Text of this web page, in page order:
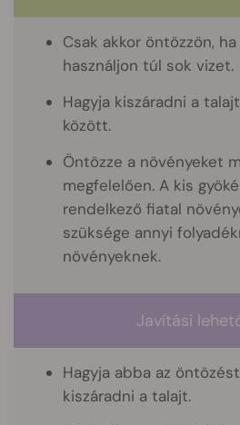
Csak akkor öntözzön,
használjon túl sok vizet.
Hagyja kiszáradni a
között.
Öntözze a növényeket
megfelelően. A kis
rendelkező fiatal
szüksége annyi
növényeknek.
Javítási
Hagyja abba az
kiszáradni a talajt.